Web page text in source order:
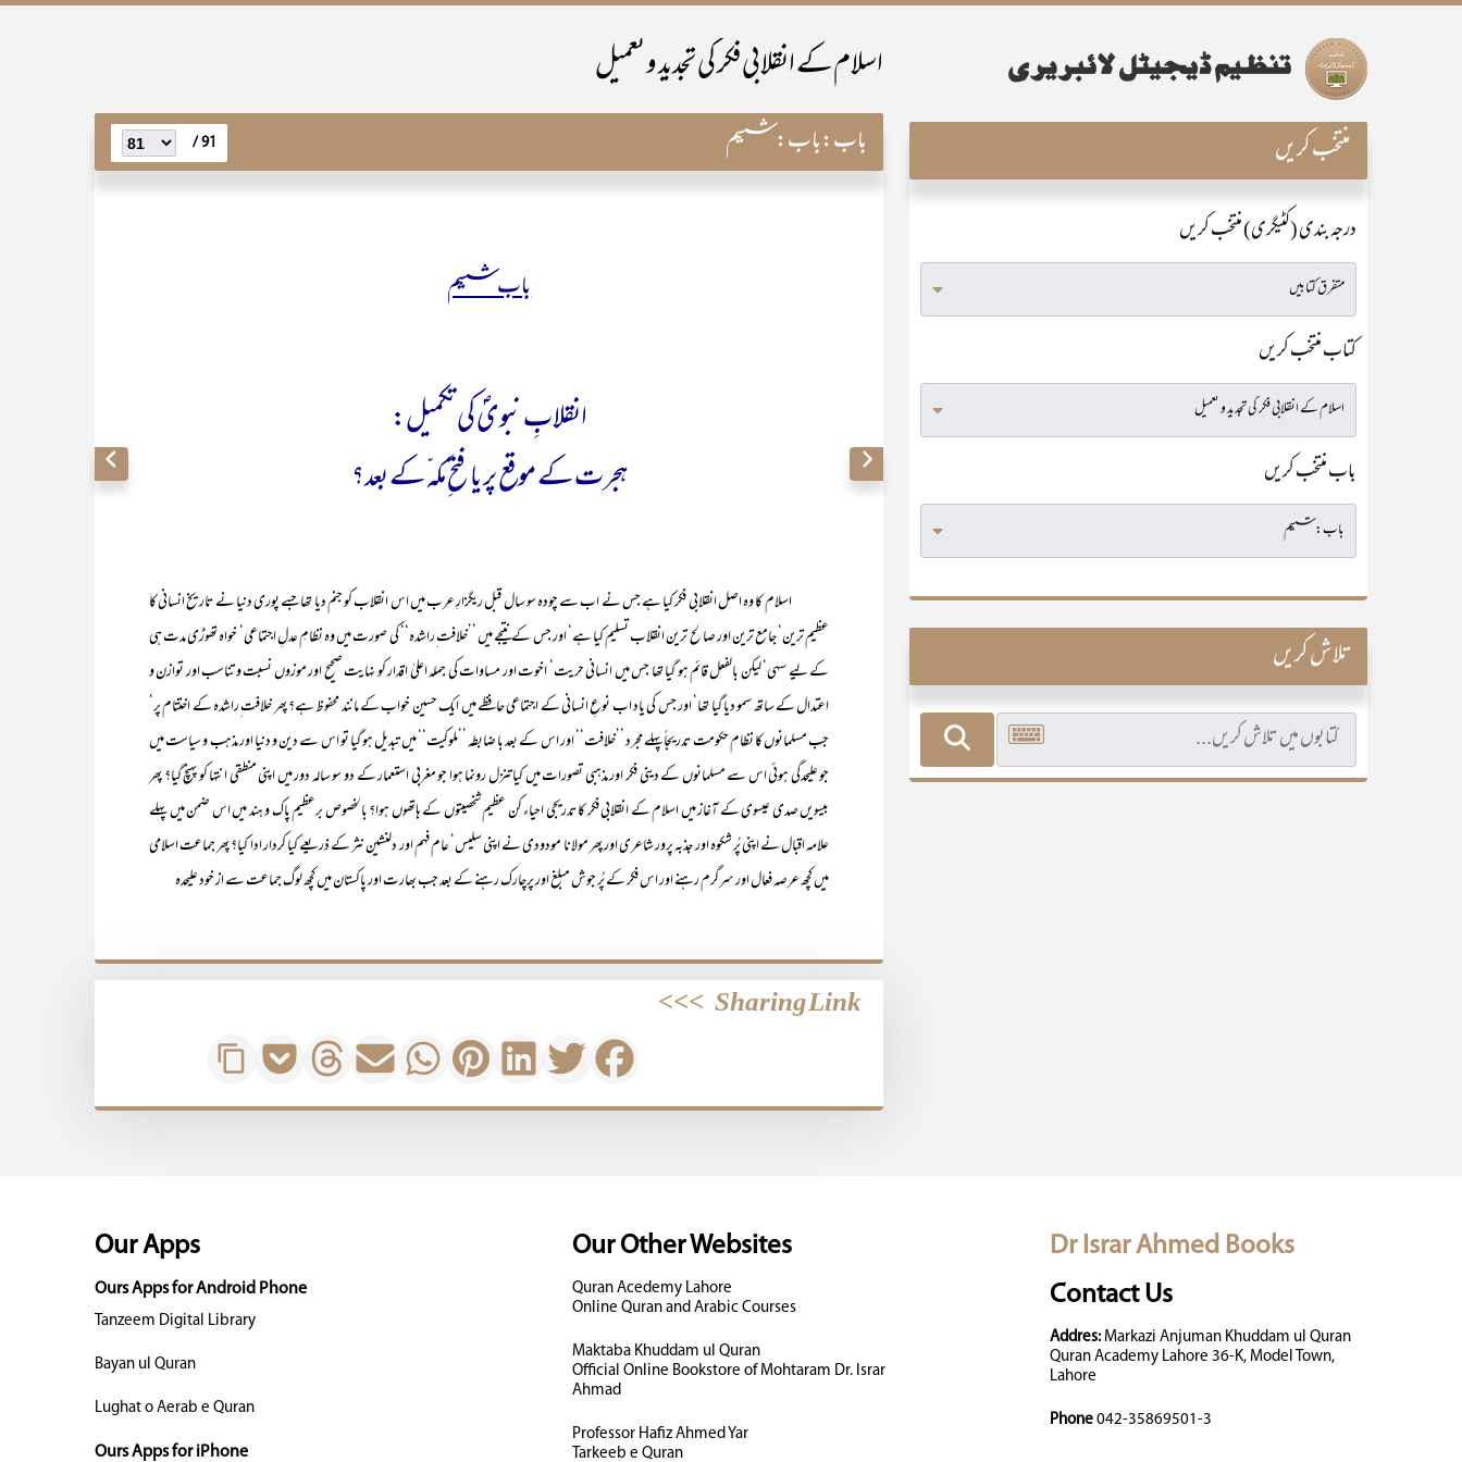
اسلام کے انقلابی فکر کی تجدید و تعمیل
باب:باب: ششم 91 /
باب ششم
انقلابِ نبویؐ کی تکمیل:
ہجرت کے موقع پر یا فتح ِمکہ ّکے بعد؟
اسلام کا وہ اصل انقلابی فکر کیا ہے جس نے اب سے چودہ سو سال قبل ریگزارِ عرب میں اس انقلاب کو جنم دیا تھا جسے پوری دنیا نے تاریخ انسانی کا
عظیم ترین‘ جامع ترین اور صالح ترین انقلاب تسلیم کیا ہے‘ اور جس کے نتیجے میں ’’خلافت ِراشدہ‘‘ کی صورت میں وہ نظامِ عدلِ اجتماعی‘ خواہ تھوڑی مدت ہی
کے لیے سہی‘ لیکن بالفعل قائم ہو گیا تھا جس میں انسانی حریت‘ اخوت اور مساوات کی جملہ اعلیٰ اقدار کو نہایت صحیح اور موزوں نسبت و تناسب اور توازن و
اعتدال کے ساتھ سمو دیا گیا تھا‘ اور جس کی یاد اب نوعِ انسانی کے اجتماعی حافظے میں ایک حسین خواب کے مانند محفوظ ہے؟ پھر خلافت ِراشدہ کے اختتام پر‘
جب مسلمانوں کا نظام حکومت تدریجاً پہلے مجرد ’’خلافت‘‘ اور اس کے بعد با ضابطہ ’’ملوکیت‘‘ میں تبدیل ہو گیا تو اس سے دین و دنیا اور مذہب و سیاست میں
جو علیحدگی ہوئی اس سے مسلمانوں کے دینی فکر اور مذہبی تصورات میں کیا تنزل رونما ہوا جو مغربی استعمار کے دو سو سالہ دور میں اپنی منطقی انتہا کو پہنچ گیا؟ پھر
بیسویں صدی عیسوی کے آغاز میں اسلام کے انقلابی فکر کا تدریجی احیاء کن عظیم شخصیتوں کے ہاتھوں ہوا؟ بالخصوص برعظیم پاک و ہند میں اس ضمن میں پہلے
علامہ اقبال نے اپنی پُر شکوہ اور جذبہ پرور شاعری اور پھر مولانا مودودی نے اپنی سلیس‘ عام فہم اور دلنشین نثر کے ذریعے کیا کردار ادا کیا؟ پھر جماعت اسلامی
میں کچھ عرصہ فعال اور سرگرم رہنے اور اس فکر کے پُر جوش مبلغ اور پرچارک رہنے کے بعد جب بھارت اور پاکستان میں کچھ لوگ جماعت سے از خود علیحدہ
Sharing Link
>>>
منتخب کریں
درجہ بندی (کٹیگری) منتخب کریں
کتاب منتخب کریں
باب منتخب کریں
تلاش کریں
Dr Israr Ahmed Books
Contact Us
Addres:Markazi Anjuman Khuddam ul Quran
Quran Academy Lahore 36-K, Model Town,
Lahore
Phone 042-35869501-3
Our Other Websites
Quran Acedemy Lahore
Online Quran and Arabic Courses
Maktaba Khuddam ul Quran
Official Online Bookstore of Mohtaram Dr. Israr
Ahmad
Professor Hafiz Ahmed Yar
Tarkeeb e Quran
Our Apps
Ours Apps for Android Phone
Tanzeem Digital Library
Bayan ul Quran
Lughat o Aerab e Quran
Ours Apps for iPhone